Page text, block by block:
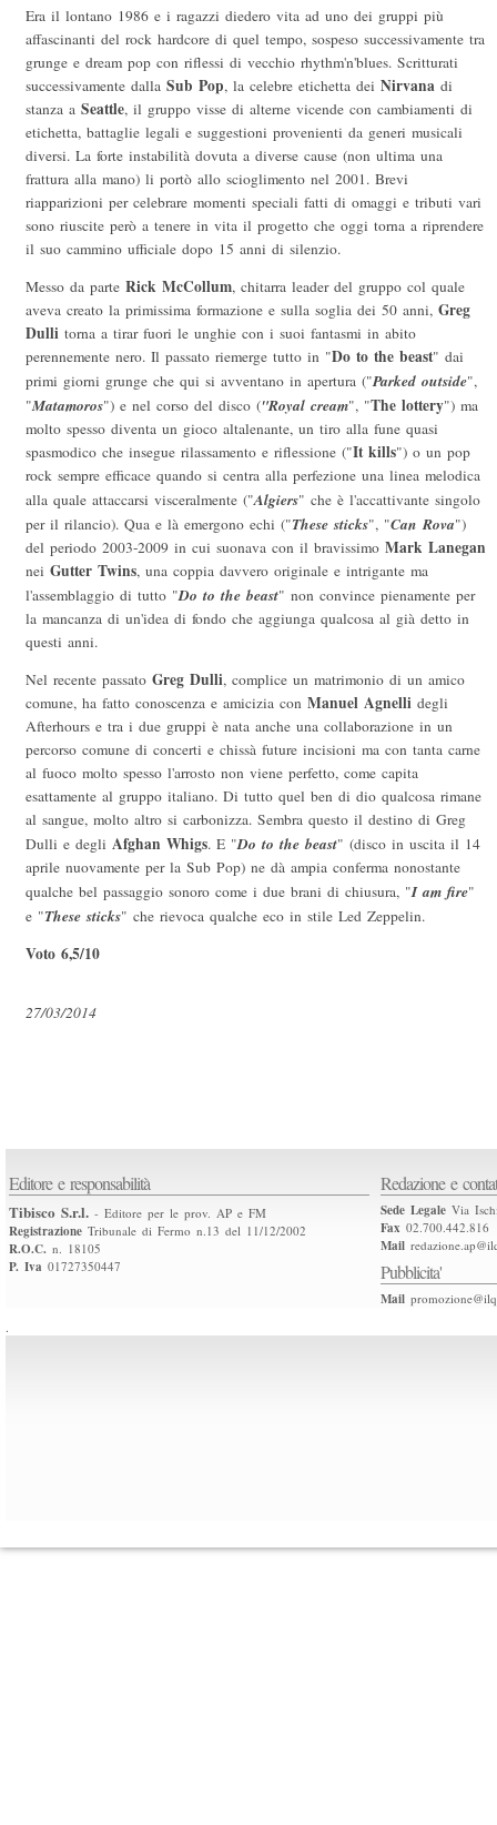
Era il lontano 1986 e i ragazzi diedero vita ad uno dei gruppi più
affascinanti del rock hardcore di quel tempo, sospeso successivamente tra
grunge e dream pop con riflessi di vecchio rhythm'n'blues. Scritturati
successivamente dalla Sub Pop, la celebre etichetta dei Nirvana di
stanza a Seattle, il gruppo visse di alterne vicende con cambiamenti di
etichetta, battaglie legali e suggestioni provenienti da generi musicali
diversi. La forte instabilità dovuta a diverse cause (non ultima una
frattura alla mano) li portò allo scioglimento nel 2001. Brevi
riapparizioni per celebrare momenti speciali fatti di omaggi e tributi vari
sono riuscite però a tenere in vita il progetto che oggi torna a riprendere
il suo cammino ufficiale dopo 15 anni di silenzio.
Messo da parte Rick McCollum, chitarra leader del gruppo col quale
aveva creato la primissima formazione e sulla soglia dei 50 anni, Greg
Dulli torna a tirar fuori le unghie con i suoi fantasmi in abito
perennemente nero. Il passato riemerge tutto in "Do to the beast" dai
primi giorni grunge che qui si avventano in apertura ("Parked outside",
"Matamoros") e nel corso del disco ("Royal cream", "The lottery") ma
molto spesso diventa un gioco altalenante, un tiro alla fune quasi
spasmodico che insegue rilassamento e riflessione ("It kills") o un pop
rock sempre efficace quando si centra alla perfezione una linea melodica
alla quale attaccarsi visceralmente ("Algiers" che è l'accattivante singolo
per il rilancio). Qua e là emergono echi ("These sticks", "Can Rova")
del periodo 2003-2009 in cui suonava con il bravissimo Mark Lanegan
nei Gutter Twins, una coppia davvero originale e intrigante ma
l'assemblaggio di tutto "Do to the beast" non convince pienamente per
la mancanza di un'idea di fondo che aggiunga qualcosa al già detto in
questi anni.
Nel recente passato Greg Dulli, complice un matrimonio di un amico
comune, ha fatto conoscenza e amicizia con Manuel Agnelli degli
Afterhours e tra i due gruppi è nata anche una collaborazione in un
percorso comune di concerti e chissà future incisioni ma con tanta carne
al fuoco molto spesso l'arrosto non viene perfetto, come capita
esattamente al gruppo italiano. Di tutto quel ben di dio qualcosa rimane
al sangue, molto altro si carbonizza. Sembra questo il destino di Greg
Dulli e degli Afghan Whigs. E "Do to the beast" (disco in uscita il 14
aprile nuovamente per la Sub Pop) ne dà ampia conferma nonostante
qualche bel passaggio sonoro come i due brani di chiusura, "I am fire"
e "These sticks" che rievoca qualche eco in stile Led Zeppelin.
Voto 6,5/10
27/03/2014
Editore e responsabilità
Tibisco S.r.l. - Editore per le prov. AP e FM
Registrazione Tribunale di Fermo n.13 del 11/12/2002
R.O.C. n. 18105
P. Iva 01727350447
Redazione e
Sede Legale Via
Fax 02.700.442.816
Mail
Pubblicita'
Mail
.